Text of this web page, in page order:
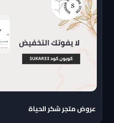
عروض متجر شكر الحياة